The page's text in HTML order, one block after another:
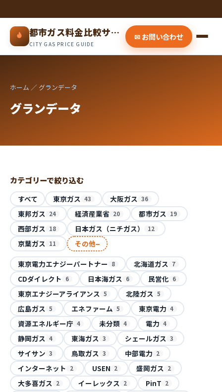
都市ガス料金比較サイト
CITY GAS PRICE GUIDE
✉ お問い合わせ
ホーム ／ グランデータ
グランデータ
カテゴリーで絞り込む
すべて 東京ガス 43 大阪ガス 36
東邦ガス 24 経済産業省 20 都市ガス 19
西部ガス 18 日本ガス（ニチガス） 12
京葉ガス 11 その他−
東京電力エナジーパートナー 8 北海道ガス 7
CDダイレクト 6 日本海ガス 6 民営化 6
東京エナジーアライアンス 5 北陸ガス 5
広島ガス 5 エネファーム 5 東京電力 4
資源エネルギー庁 4 未分類 4 電力 4
静岡ガス 4 東海ガス 3 シェールガス 3
サイサン 3 鳥取ガス 3 中部電力 2
インターネット 2 USEN 2 盛岡ガス 2
大多喜ガス 2 イーレックス 2 PinT 2